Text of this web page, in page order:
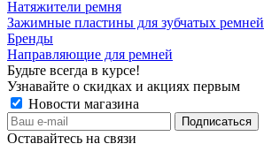
Натяжители ремня
Зажимные пластины для зубчатых ремней
Бренды
Направляющие для ремней
Будьте всегда в курсе!
Узнавайте о скидках и акциях первым
Новости магазина
Оставайтесь на связи